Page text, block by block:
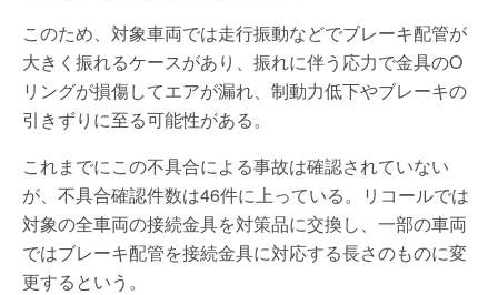
このため、対象車両では走行振動などでブレーキ配管が
大きく振れるケースがあり、振れに伴う応力で金具のO
リングが損傷してエアが漏れ、制動力低下やブレーキの
引きずりに至る可能性がある。
これまでにこの不具合による事故は確認されていない
が、不具合確認件数は46件に上っている。リコールでは
対象の全車両の接続金具を対策品に交換し、一部の車両
ではブレーキ配管を接続金具に対応する長さのものに変
更するという。